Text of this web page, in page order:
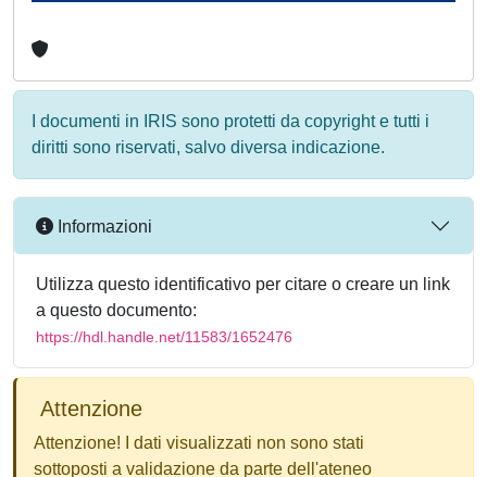
I documenti in IRIS sono protetti da copyright e tutti i
diritti sono riservati, salvo diversa indicazione.
Informazioni
Utilizza questo identificativo per citare o creare un link
a questo documento:
https://hdl.handle.net/11583/1652476
Attenzione
Attenzione! I dati visualizzati non sono stati
sottoposti a validazione da parte dell'ateneo